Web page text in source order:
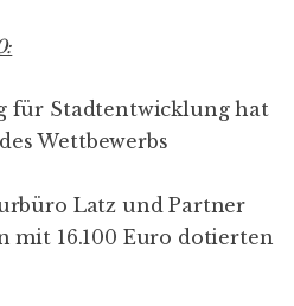
für Stadtentwicklung hat
Wettbewerbs
Latz und Partner
mit 16.100 Euro dotierten